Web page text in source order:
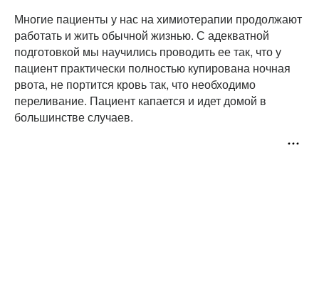
Многие пациенты у нас на химиотерапии продолжают
работать и жить обычной жизнью. С адекватной
подготовкой мы научились проводить ее так, что у
пациент практически полностью купирована ночная
рвота, не портится кровь так, что необходимо
переливание. Пациент капается и идет домой в
большинстве случаев.